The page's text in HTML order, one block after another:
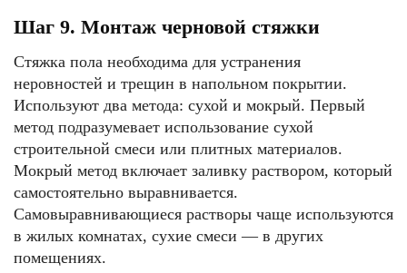
Шаг 9. Монтаж черновой стяжки
Стяжка пола необходима для устранения
неровностей и трещин в напольном покрытии.
Используют два метода: сухой и мокрый. Первый
метод подразумевает использование сухой
строительной смеси или плитных материалов.
Мокрый метод включает заливку раствором, который
самостоятельно выравнивается.
Самовыравнивающиеся растворы чаще используются
в жилых комнатах, сухие смеси — в других
помещениях.